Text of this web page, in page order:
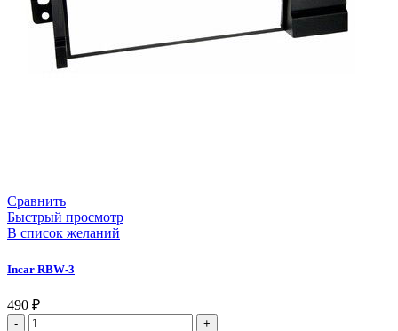
Сравнить
Быстрый просмотр
В список желаний
Incar RBW-3
490 ₽